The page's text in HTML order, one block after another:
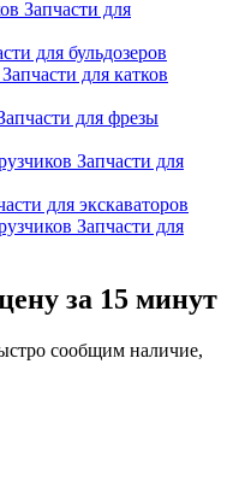
Запчасти для
для бульдозеров
Запчасти для катков
для фрезы
Запчасти для
для экскаваторов
Запчасти для
за 15 минут
сообщим наличие,